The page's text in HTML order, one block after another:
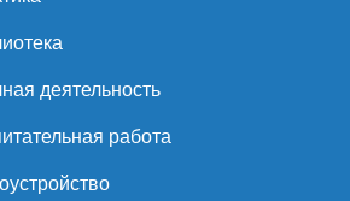
деятельность
работа